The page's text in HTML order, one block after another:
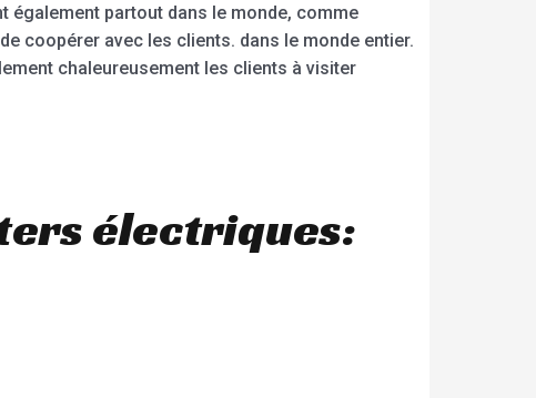
également partout dans le monde, comme
coopérer avec les clients. dans le monde entier.
chaleureusement les clients à visiter
électriques: